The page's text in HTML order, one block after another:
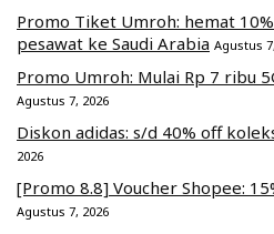
Promo Tiket Umroh: hemat
pesawat ke Saudi Arabia Agustus
Promo Umroh: Mulai Rp 7 ribu
Agustus 7, 2026
Diskon adidas: s/d 40% off
2026
[Promo 8.8] Voucher Shopee:
Agustus 7, 2026